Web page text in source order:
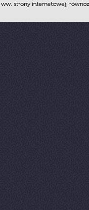
ww. strony internetowej,